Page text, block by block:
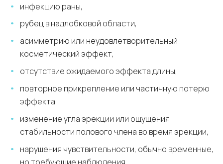
инфекцию раны,
рубец в надлобковой области,
асимметрию или неудовлетворительный
косметический эффект,
отсутствие ожидаемого эффекта длины,
повторное прикрепление или частичную потерю
эффекта,
изменение угла эрекции или ощущения
стабильности полового члена во время эрекции,
нарушения чувствительности, обычно временные,